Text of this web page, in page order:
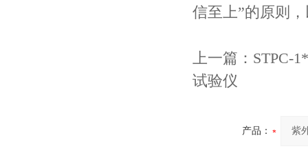
信至上”的原则
上一篇： STPC-
试验仪
产品：